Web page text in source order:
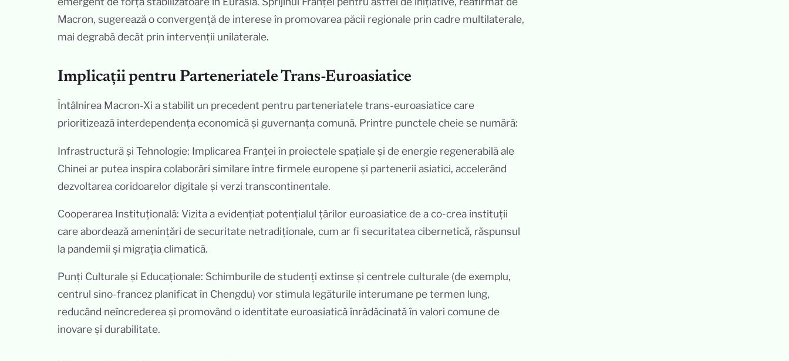
Macron, sugerează o convergență de interese în promovarea păcii regionale prin cadre multilaterale,
mai degrabă decât prin intervenții unilaterale.
Implicații pentru Parteneriatele Trans-Euroasiatice
Întâlnirea Macron-Xi a stabilit un precedent pentru parteneriatele trans-euroasiatice care
prioritizează interdependența economică și guvernanța comună. Printre punctele cheie se numără:
Infrastructură și Tehnologie: Implicarea Franței în proiectele spațiale și de energie regenerabilă ale
Chinei ar putea inspira colaborări similare între firmele europene și partenerii asiatici, accelerând
dezvoltarea coridoarelor digitale și verzi transcontinentale.
Cooperarea Instituțională: Vizita a evidențiat potențialul țărilor euroasiatice de a co-crea instituții
care abordează amenințări de securitate netradiționale, cum ar fi securitatea cibernetică, răspunsul
la pandemii și migrația climatică.
Punți Culturale și Educaționale: Schimburile de studenți extinse și centrele culturale (de exemplu,
centrul sino-francez planificat în Chengdu) vor stimula legăturile interumane pe termen lung,
reducând neîncrederea și promovând o identitate euroasiatică înrădăcinată în valori comune de
inovare și durabilitate.